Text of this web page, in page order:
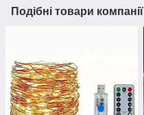
Подібні товари компанії